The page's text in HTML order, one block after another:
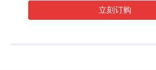
立刻订购